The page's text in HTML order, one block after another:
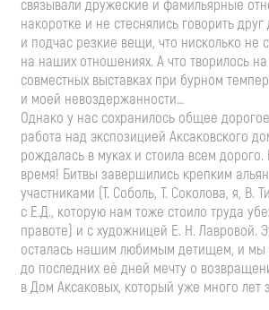
связывали дружеские и фамильярные
накоротке и не стеснялись говорить
и подчас резкие вещи, что нисколько не
на наших отношениях. А что творилось
совместных выставках при бурном
и моей невоздержанности…
Однако у нас сохранилось общее
работа над экспозицией Аксаковского
рождалась в муках и стоила всем
время! Битвы завершились крепким
участниками (Т. Соболь, Т. Соколова, я, В.
с Е.Д., которую нам тоже стоило труда
правоте) и с художницей Е. Н. Лавровой.
осталась нашим любимым детищем, и мы
до последних её дней мечту о
в Дом Аксаковых, который уже много